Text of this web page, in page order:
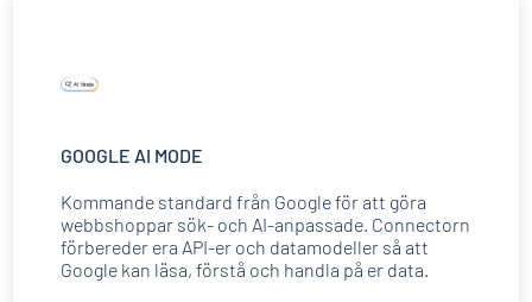
GOOGLE AI MODE
Kommande standard från Google för att göra
webbshoppar sök- och AI-anpassade. Connectorn
förbereder era API-er och datamodeller så att
Google kan läsa, förstå och handla på er data.